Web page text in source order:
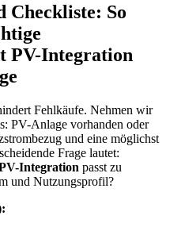
Checkliste: So
PV-Integration
Fehlkäufe. Nehmen wir
PV-Anlage vorhanden oder
und eine möglichst
Frage lautet:
Integration passt zu
und Nutzungsprofil?